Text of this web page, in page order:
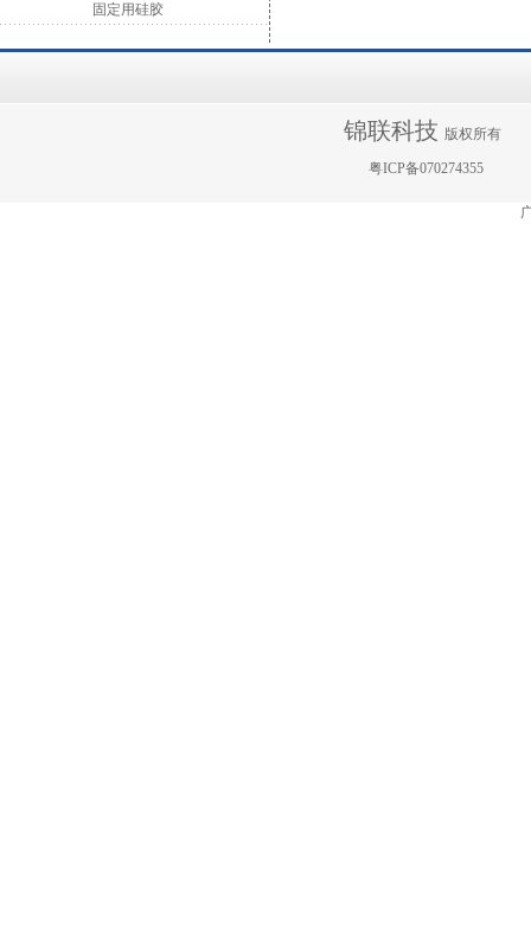
固定用硅胶
锦联科技 版权所有
粤ICP备070274355